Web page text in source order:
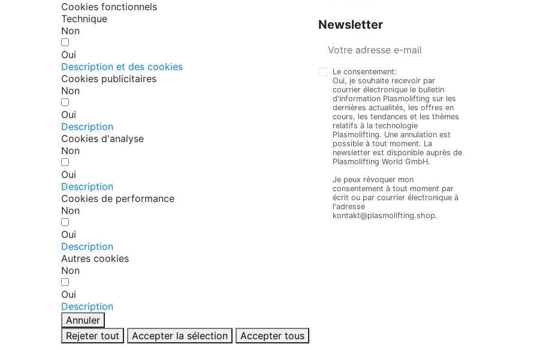
Cookies fonctionnels
Technique
Non
Oui
Description et des cookies
Cookies publicitaires
Non
Oui
Description
Cookies d'analyse
Non
Oui
Description
Cookies de performance
Non
Oui
Description
Autres cookies
Non
Oui
Description
Annuler
Rejeter tout
Accepter la sélection Accepter tous
Newsletter
Le consentement:
Oui, je souhaite recevoir par
courrier électronique le bulletin
d'information Plasmolifting sur les
dernières actualités, les offres en
cours, les tendances et les thèmes
relatifs à la technologie
Plasmolifting. Une annulation est
possible à tout moment. La
newsletter est disponible auprès de
Plasmolifting World GmbH.
Je peux révoquer mon
consentement à tout moment par
écrit ou par courrier électronique à
l'adresse
kontakt@plasmolifting.shop.